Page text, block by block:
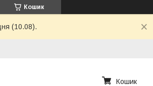
Кошик
(10.08).
Кошик